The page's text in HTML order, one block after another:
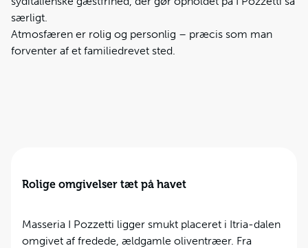
særligt.
Atmosfæren er rolig og personlig – præcis som man
forventer af et familiedrevet sted.
Rolige omgivelser tæt på havet
Masseria I Pozzetti ligger smukt placeret i Itria-dalen
omgivet af fredede, ældgamle oliventræer. Fra